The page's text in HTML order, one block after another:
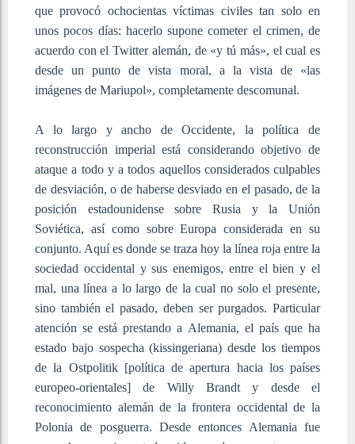
que provocó ochocientas víctimas civiles tan solo en
unos pocos días: hacerlo supone cometer el crimen, de
acuerdo con el Twitter alemán, de «y tú más», el cual es
desde un punto de vista moral, a la vista de «las
imágenes de Mariupol», completamente descomunal.
A lo largo y ancho de Occidente, la política de
reconstrucción imperial está considerando objetivo de
ataque a todo y a todos aquellos considerados culpables
de desviación, o de haberse desviado en el pasado, de la
posición estadounidense sobre Rusia y la Unión
Soviética, así como sobre Europa considerada en su
conjunto. Aquí es donde se traza hoy la línea roja entre la
sociedad occidental y sus enemigos, entre el bien y el
mal, una línea a lo largo de la cual no solo el presente,
sino también el pasado, deben ser purgados. Particular
atención se está prestando a Alemania, el país que ha
estado bajo sospecha (kissingeriana) desde los tiempos
de la Ostpolitik [política de apertura hacia los países
europeo-orientales] de Willy Brandt y desde el
reconocimiento alemán de la frontera occidental de la
Polonia de posguerra. Desde entonces Alemania fue